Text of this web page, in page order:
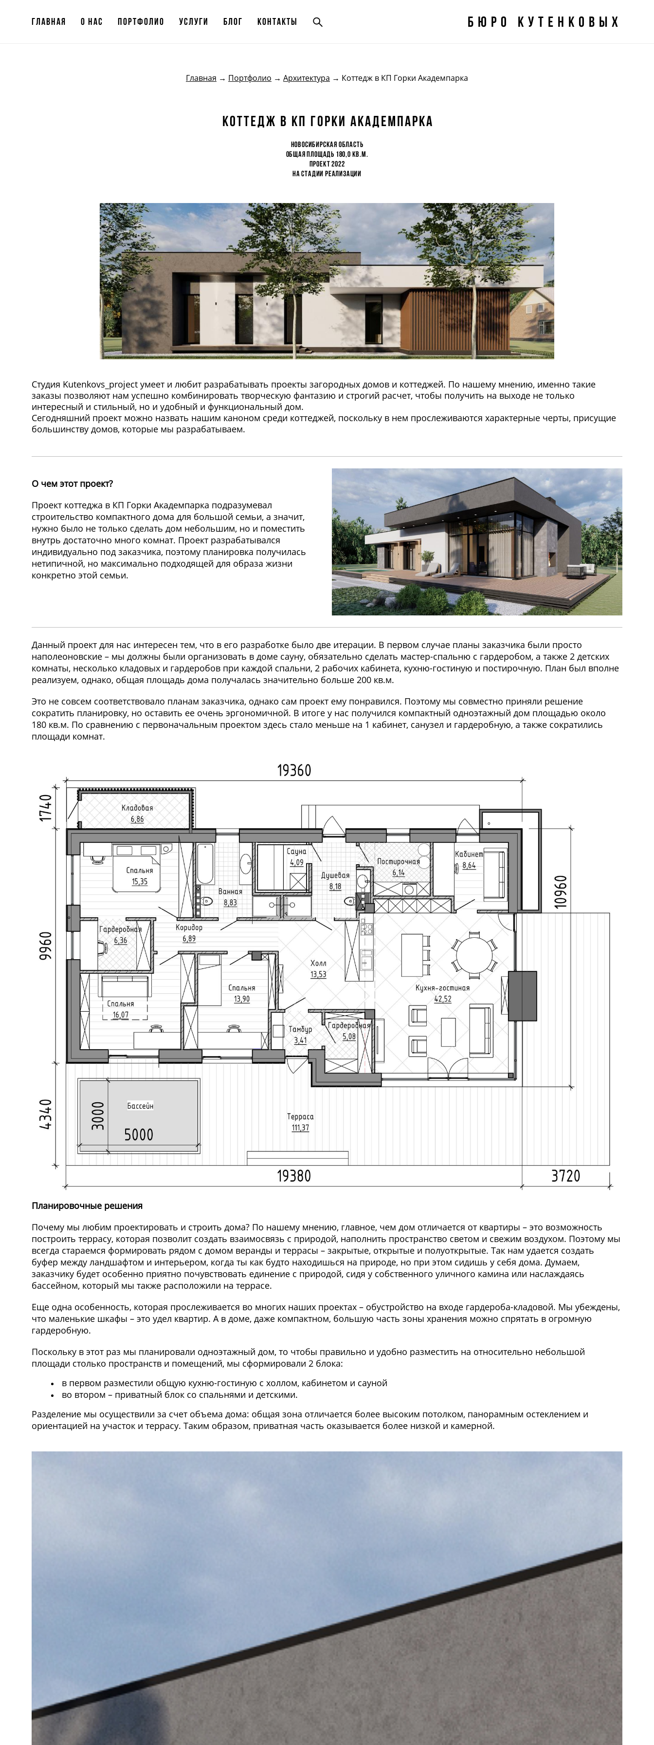
БЮро кутенковых
Главная О нас Портфолио Услуги Блог Контакты БЮро кутенковых
Главная О нас Портфолио Услуги Блог Контакты
Главная → Портфолио → Архитектура → Коттедж в КП Горки Академпарка
Коттедж в КП Горки Академпарка
Новосибирская область
общая площадь 180,0 кв.м.
проект 2022
На стадии реализации
Студия Kutenkovs_project умеет и любит разрабатывать проекты загородных домов и коттеджей. По нашему мнению, именно такие
заказы позволяют нам успешно комбинировать творческую фантазию и строгий расчет, чтобы получить на выходе не только
интересный и стильный, но и удобный и функциональный дом.
Сегодняшний проект можно назвать нашим каноном среди коттеджей, поскольку в нем прослеживаются характерные черты, присущие
большинству домов, которые мы разрабатываем.
О чем этот проект?
Проект коттеджа в КП Горки Академпарка подразумевал
строительство компактного дома для большой семьи, а значит,
нужно было не только сделать дом небольшим, но и поместить
внутрь достаточно много комнат. Проект разрабатывался
индивидуально под заказчика, поэтому планировка получилась
нетипичной, но максимально подходящей для образа жизни
конкретно этой семьи.
Данный проект для нас интересен тем, что в его разработке было две итерации. В первом случае планы заказчика были просто
наполеоновские – мы должны были организовать в доме сауну, обязательно сделать мастер-спальню с гардеробом, а также 2 детских
комнаты, несколько кладовых и гардеробов при каждой спальни, 2 рабочих кабинета, кухню-гостиную и постирочную. План был вполне
реализуем, однако, общая площадь дома получалась значительно больше 200 кв.м.
Это не совсем соответствовало планам заказчика, однако сам проект ему понравился. Поэтому мы совместно приняли решение
сократить планировку, но оставить ее очень эргономичной. В итоге у нас получился компактный одноэтажный дом площадью около
180 кв.м. По сравнению с первоначальным проектом здесь стало меньше на 1 кабинет, санузел и гардеробную, а также сократились
площади комнат.
Планировочные решения
Почему мы любим проектировать и строить дома? По нашему мнению, главное, чем дом отличается от квартиры – это возможность
построить террасу, которая позволит создать взаимосвязь с природой, наполнить пространство светом и свежим воздухом. Поэтому мы
всегда стараемся формировать рядом с домом веранды и террасы – закрытые, открытые и полуоткрытые. Так нам удается создать
буфер между ландшафтом и интерьером, когда ты как будто находишься на природе, но при этом сидишь у себя дома. Думаем,
заказчику будет особенно приятно почувствовать единение с природой, сидя у собственного уличного камина или наслаждаясь
бассейном, который мы также расположили на террасе.
Еще одна особенность, которая прослеживается во многих наших проектах – обустройство на входе гардероба-кладовой. Мы убеждены,
что маленькие шкафы – это удел квартир. А в доме, даже компактном, большую часть зоны хранения можно спрятать в огромную
гардеробную.
Поскольку в этот раз мы планировали одноэтажный дом, то чтобы правильно и удобно разместить на относительно небольшой
площади столько пространств и помещений, мы сформировали 2 блока:
в первом разместили общую кухню-гостиную с холлом, кабинетом и сауной
во втором – приватный блок со спальнями и детскими.
Разделение мы осуществили за счет объема дома: общая зона отличается более высоким потолком, панорамным остеклением и
ориентацией на участок и террасу. Таким образом, приватная часть оказывается более низкой и камерной.